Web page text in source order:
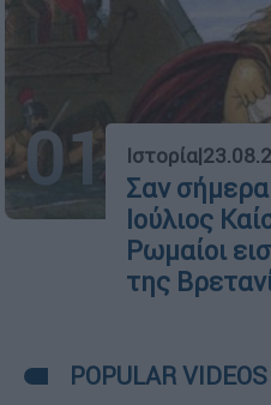
01 Ιστορία|
Σαν
Ιούλιος
Ρωμαίοι
της
POPULAR VIDEOS